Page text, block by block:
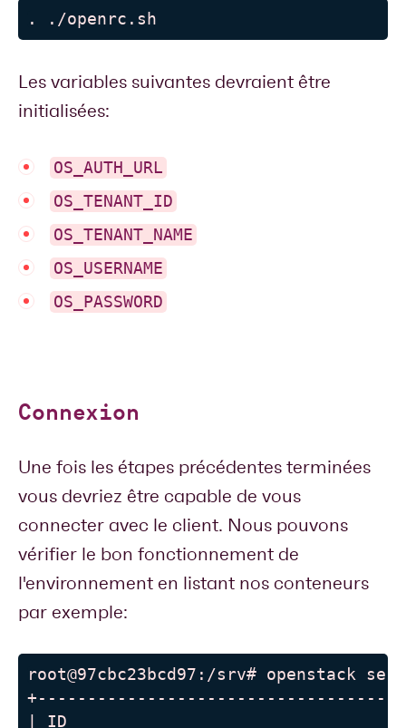
. ./openrc.sh
Les variables suivantes devraient être
initialisées:
OS_AUTH_URL
OS_TENANT_ID
OS_TENANT_NAME
OS_USERNAME
OS_PASSWORD
Connexion
Une fois les étapes précédentes terminées
vous devriez être capable de vous
connecter avec le client. Nous pouvons
vérifier le bon fonctionnement de
l'environnement en listant nos conteneurs
par exemple:
root@97cbc23bcd97:/srv# openstack
| ID                                   |